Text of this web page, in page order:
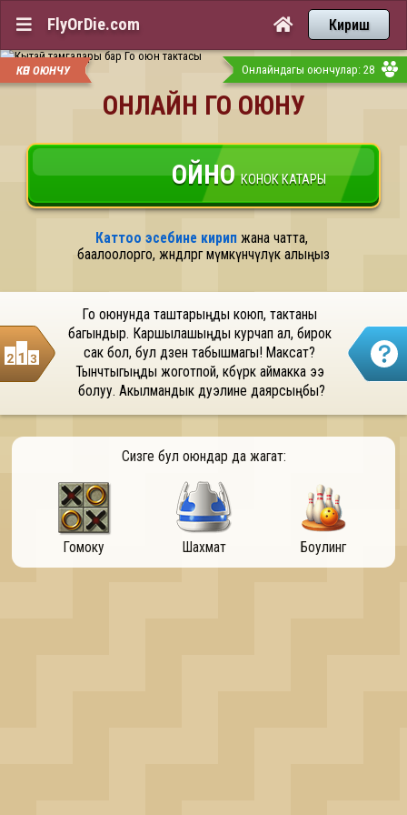
 FlyOrDie.com  Кириш
КӨП ОЮНЧУ Онлайндагы оюнчулар: 28
ОНЛАЙН ГО ОЮНУ
ОЙНО КОНОК КАТАРЫ
Каттоо эсебине кирип жана чатта,
баалоолорго, жөндөөлөргө мүмкүнчүлүк алыңыз
Го оюнунда таштарыңды коюп, тактаны
багындыр. Каршылашыңды курчап ал, бирок
сак бол, бул дзен табышмагы! Максат?
Тынчтыгыңды жоготпой, көбүрөөк аймакка ээ
болуу. Акылмандык дуэлине даярсыңбы?
Сизге бул оюндар да жагат:
Гомоку Шахмат Боулинг
OK